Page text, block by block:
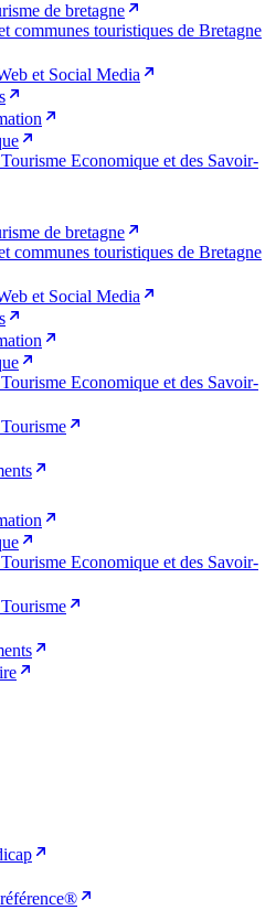
de bretagne
communes touristiques de Bretagne
et Social Media
Economique et des Savoir-
de bretagne
communes touristiques de Bretagne
et Social Media
Economique et des Savoir-
Economique et des Savoir-